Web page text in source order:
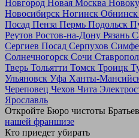
Новгород Новая Москва
Новосибирск Ногинск Обнинск
Посад Пенза Пермь Подольск
Реутов Ростов-на-Дону Рязань
Сергиев Посад Серпухов
Солнечногорск Сочи
Тверь Тольятти Томск Троицк
Ульяновск Уфа Ханты-
Череповец Чехов Чита
Ярославль
Откройте Бюро чистоты
нашей франшизе
Кто приедет убирать